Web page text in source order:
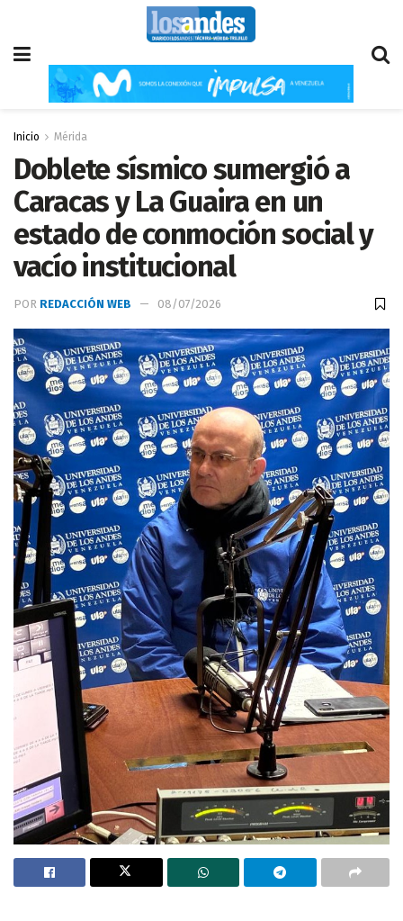
Inicio Mérida
Doblete sísmico sumergió a
Caracas y La Guaira en un
estado de conmoción social y
vacío institucional
POR REDACCIÓN WEB 08/07/2026